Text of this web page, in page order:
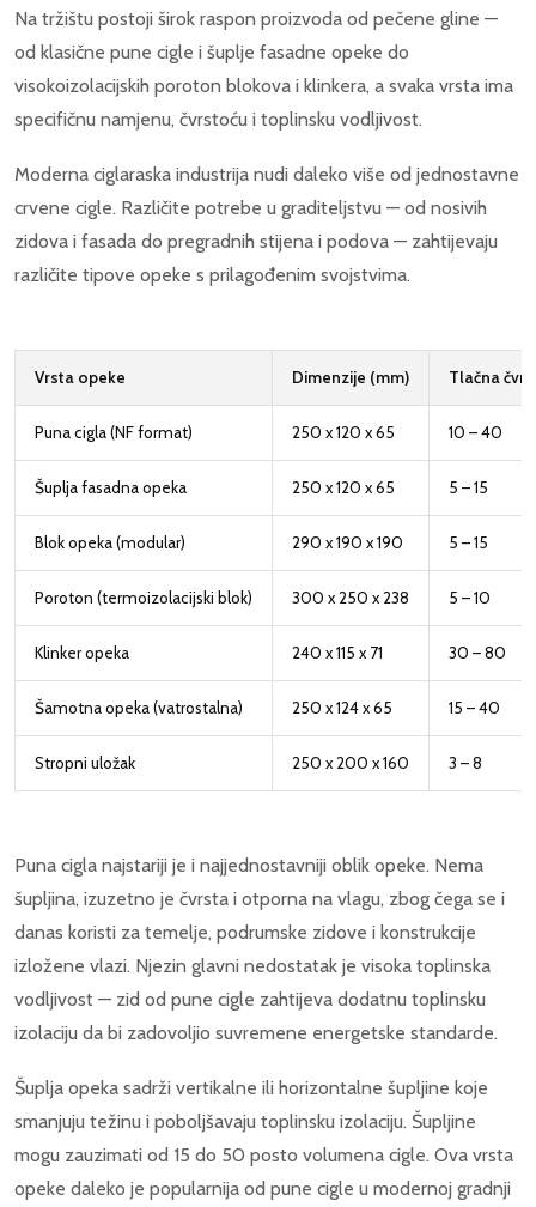
Na tržištu postoji širok raspon proizvoda od pečene gline —
od klasične pune cigle i šuplje fasadne opeke do
visokoizolacijskih poroton blokova i klinkera, a svaka vrsta ima
specifičnu namjenu, čvrstoću i toplinsku vodljivost.
Moderna ciglaraska industrija nudi daleko više od jednostavne
crvene cigle. Različite potrebe u graditeljstvu — od nosivih
zidova i fasada do pregradnih stijena i podova — zahtijevaju
različite tipove opeke s prilagođenim svojstvima.
Vrsta opeke Dimenzije (mm) Tlačna
Puna cigla (NF format) 250 x 120 x 65 10 – 40
Šuplja fasadna opeka 250 x 120 x 65 5 – 15
Blok opeka (modular) 290 x 190 x 190 5 – 15
Poroton (termoizolacijski blok) 300 x 250 x 238 5 – 10
Klinker opeka 240 x 115 x 71 30 – 80
Šamotna opeka (vatrostalna) 250 x 124 x 65 15 – 40
Stropni uložak 250 x 200 x 160 3 – 8
Puna cigla najstariji je i najjednostavniji oblik opeke. Nema
šupljina, izuzetno je čvrsta i otporna na vlagu, zbog čega se i
danas koristi za temelje, podrumske zidove i konstrukcije
izložene vlazi. Njezin glavni nedostatak je visoka toplinska
vodljivost — zid od pune cigle zahtijeva dodatnu toplinsku
izolaciju da bi zadovoljio suvremene energetske standarde.
Šuplja opeka sadrži vertikalne ili horizontalne šupljine koje
smanjuju težinu i poboljšavaju toplinsku izolaciju. Šupljine
mogu zauzimati od 15 do 50 posto volumena cigle. Ova vrsta
opeke daleko je popularnija od pune cigle u modernoj gradnji